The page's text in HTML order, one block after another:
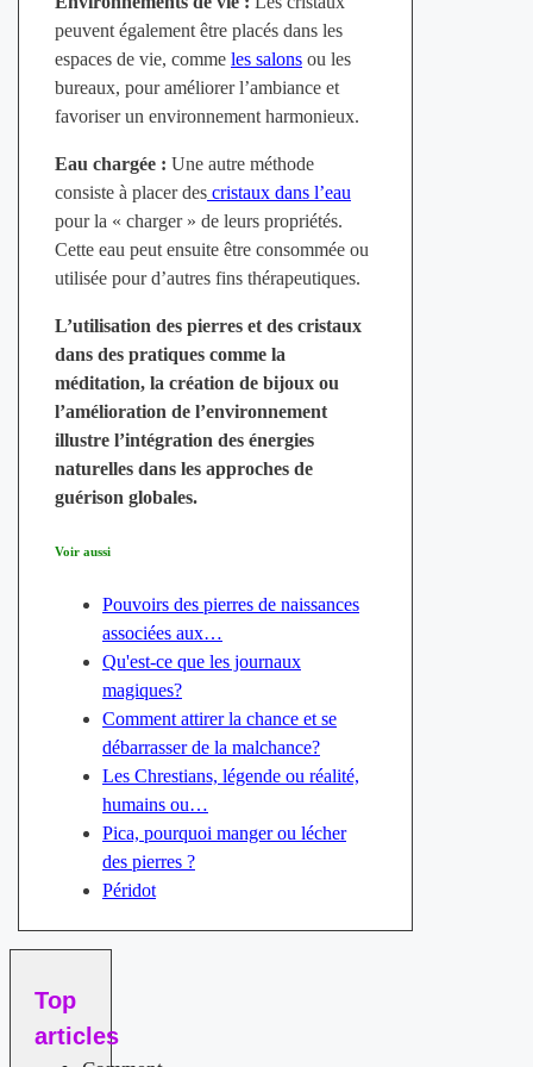
peuvent également être placés dans les
espaces de vie, comme les salonsou les
bureaux, pour améliorer l’ambiance et
favoriser un environnement harmonieux.
Eau chargée : Une autre méthode
consiste à placer descristaux dans l’eau
pour la « charger » de leurs propriétés.
Cette eau peut ensuite être consommée ou
utilisée pour d’autres fins thérapeutiques.
L’utilisation des pierres et des cristaux
dans des pratiques comme la
méditation, la création de bijoux ou
l’amélioration de l’environnement
illustre l’intégration des énergies
naturelles dans les approches de
guérison globales.
Voir aussi
Pouvoirs des pierres de naissances
associées aux…
Qu'est-ce que les journaux
magiques?
Comment attirer la chance et se
débarrasser de la malchance?
Les Chrestians, légende ou réalité,
humains ou…
Pica, pourquoi manger ou lécher
des pierres ?
Péridot
Top
articles